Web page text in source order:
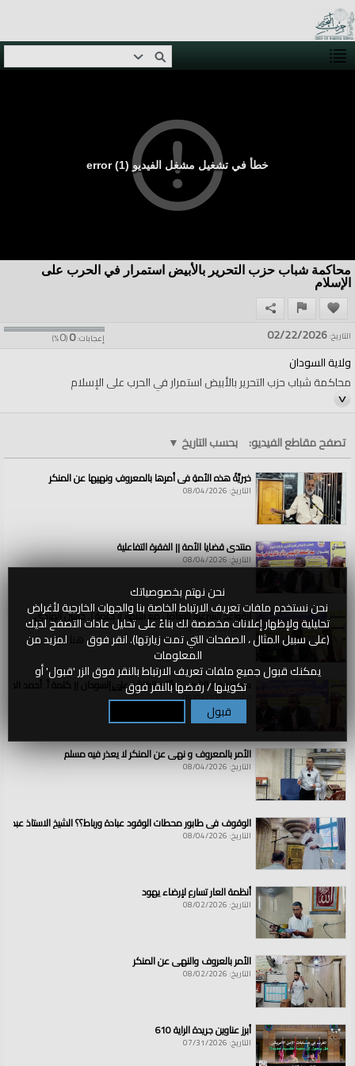
نحن نهتم بخصوصياتك
نحن نستخدم ملفات تعريف الارتباط الخاصة بنا والجهات الخارجية لأغراض
تحليلية ولإظهار إعلانات مخصصة لك بناءً على تحليل عادات التصفح لديك
(على سبيل المثال ، الصفحات التي تمت زيارتها). انقر فوق لمزيد من
المعلومات
يمكنك قبول جميع ملفات تعريف الارتباط بالنقر فوق الزر 'قبول' أو
تكوينها / رفضها بالنقر فوق
قبول
خطأ في تشغيل مشغل الفيديو (1) error
محاكمة شباب حزب التحرير بالأبيض استمرار في الحرب على
الإسلام
إعجابات:0
(
0
%) التاريخ:02/22/2026
ولاية السودان
محاكمة شباب حزب التحرير بالأبيض استمرار في الحرب على الإسلام
السودان أ. إبراهيم عثمان "أبو خليل"
وقد عقد المؤتمر في مكتب الحزب في مدينة بورتسودان
السبت 04 رمضان 1447 هـ الموافق 21 شباط 2026م
الفئات:
الولايات والمناطق
الولايات والمناطق»السودان
قنوات:
تصفح مقاطع الفيديو: بحسب التاريخ ▼
خيريَّةُ هذه الأمةِ في أمرِها بالمعروفِ ونهيِها عن المنكرِ
التاريخ: 08/04/2026
منتدى قضايا الأمة || الفقرة التفاعلية
التاريخ: 08/04/2026
القواعد الشرعية للتعامل مع الأنهار || كلمة أ. حسين الهادي
التاريخ: 08/04/2026
سد النهضة الاثيوبي وآثاره الكارثية على السودان || كلمة أ. أحمد
التاريخ: 08/04/2026
الأمر بالمعروف و نهي عن المنكر لا يعذر فيه مسلم
التاريخ: 08/04/2026
الوقوف في طابور محطات الوقود عبادة ورباط؟؟ الشيخ الاستاذ عبد
التاريخ: 08/04/2026
أنظمة العار تسارع لإرضاء يهود
التاريخ: 08/02/2026
الأمر بالعروف والنهي عن المنكر
التاريخ: 08/02/2026
أبرز عناوين جريدة الراية 610
التاريخ: 07/31/2026